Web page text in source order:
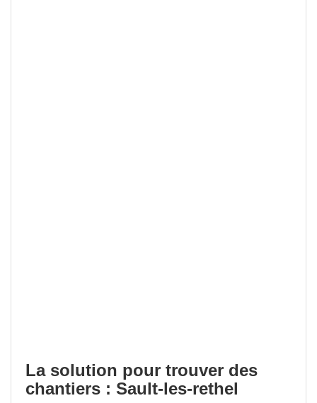
La solution pour trouver des
chantiers : Sault-les-rethel